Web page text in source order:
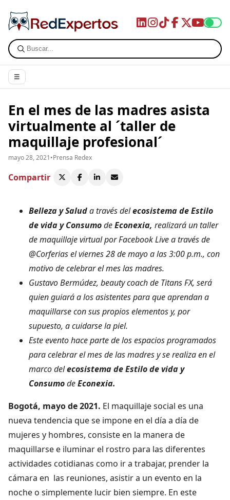
☰
En el mes de las madres asista
virtualmente al ´taller de
maquillaje profesional´
mayo 28, 2021•Prensa Redex
Compartir
Belleza y Saluda través delecosistema de Estilo
de vida y ConsumodeEconexia, realizará un taller
de maquillaje virtual por Facebook Live a través de
@Corferias el viernes 28 de mayo a las 3:00 p.m., con
motivo de celebrar el mes las madres.
Gustavo Bermúdez, beauty coach de Titans FX, será
quien guiará a los asistentes para que aprendan a
maquillarse con sus propios elementos y, por
supuesto, a cuidarse la piel.
Este evento hace parte de los espacios programados
para celebrar el mes de las madres y se realiza en el
marco delecosistema de Estilo de vida y
ConsumodeEconexia.
Bogotá, mayo de 2021. El maquillaje social es una
nueva tendencia que se impone en el día a día de
mujeres y hombres, consiste en la manera de
maquillarse e iluminar el rostro para las diferentes
actividades cotidianas como ir a trabajar, prender la
cámara en las reuniones, asistir a un evento en la
noche o simplemente lucir bien siempre. En este